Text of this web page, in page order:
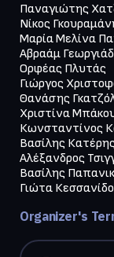
Παναγιώτης
Νίκος
Μαρία Μελίνα
Αβραάμ
Ορφέας Πλυτάς
Γιώργος
Θανάσης
Χριστίνα
Κωνσταντίνος
Βασίλης Κατέρης
Αλέξανδρος
Βασίλης
Organizer's